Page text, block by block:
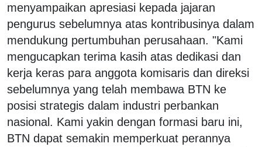
menyampaikan apresiasi kepada jajaran
pengurus sebelumnya atas kontribusinya dalam
mendukung pertumbuhan perusahaan. "Kami
mengucapkan terima kasih atas dedikasi dan
kerja keras para anggota komisaris dan direksi
sebelumnya yang telah membawa BTN ke
posisi strategis dalam industri perbankan
nasional. Kami yakin dengan formasi baru ini,
BTN dapat semakin memperkuat perannya